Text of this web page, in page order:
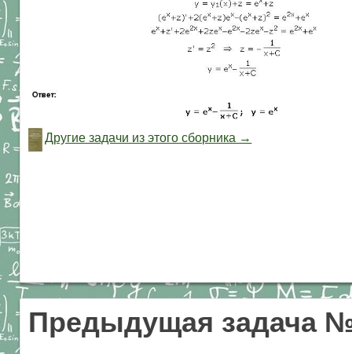
Другие задачи из этого сборника →
Предыдущая задача